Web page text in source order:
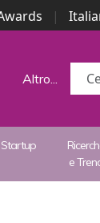
|
Altro...
Startup
e